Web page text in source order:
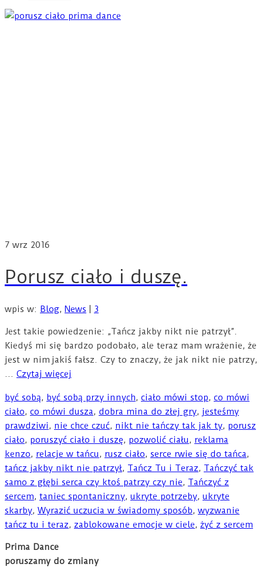
7 wrz 2016
Porusz ciało i duszę.
wpis w: Blog, News 3
Jest takie powiedzenie: „Tańcz jakby nikt nie patrzył”.
Kiedyś mi się bardzo podobało, ale teraz mam wrażenie, że
jest w nim jakiś fałsz. Czy to znaczy, że jak nikt nie patrzy,
… Czytaj więcej
być sobą, być sobą przy innych, ciało mówi stop, co mówi
ciało, co mówi dusza, dobra mina do złej gry, jesteśmy
prawdziwi, nie chce czuć, nikt nie tańczy tak jak ty, porusz
ciało, poruszyć ciało i duszę, pozwolić ciału, reklama
kenzo, relacje w tańcu, rusz ciało, serce rwie się do tańca,
tańcz jakby nikt nie patrzył, Tańcz Tu i Teraz, Tańczyć tak
samo z głębi serca czy ktoś patrzy czy nie, Tańczyć z
sercem, taniec spontaniczny, ukryte potrzeby, ukryte
skarby, Wyrazić uczucia w świadomy sposób, wyzwanie
tańcz tu i teraz, zablokowane emocje w ciele, żyć z sercem
Prima Dance
poruszamy do zmiany